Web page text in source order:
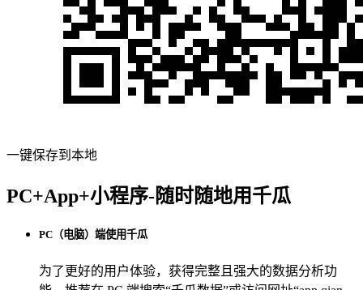
一键保存到本地
PC+App+小程序-随时随地用千瓜
PC（电脑）端使用千瓜
为了更好的用户体验，获得完整且强大的数据分析功